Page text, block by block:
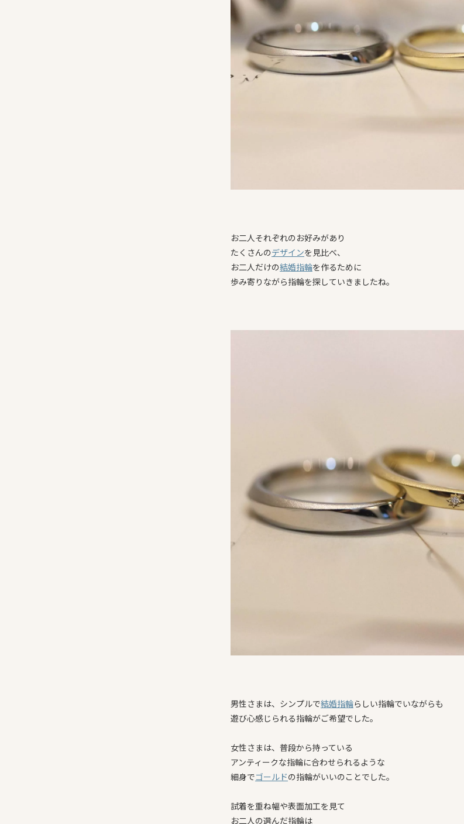
お二人それぞれのお好みがあり
たくさんのデザインを見比べ、
お二人だけの結婚指輪を作るために
歩み寄りながら指輪を探していきましたね。
男性さまは、シンプルで結婚指輪らしい指輪でいながらも
遊び心感じられる指輪がご希望でした。
女性さまは、普段から持っている
アンティークな指輪に合わせられるような
細身でゴールドの指輪がいいのことでした。
試着を重ね幅や表面加工を見て
お二人の選んだ指輪は